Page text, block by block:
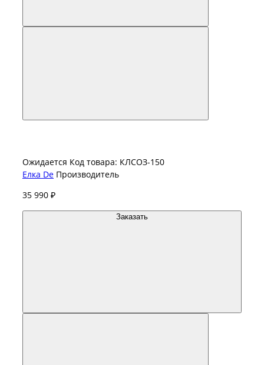
Ожидается Код товара: КЛСОЗ-150
Елка De Производитель
35 990 ₽
Заказать